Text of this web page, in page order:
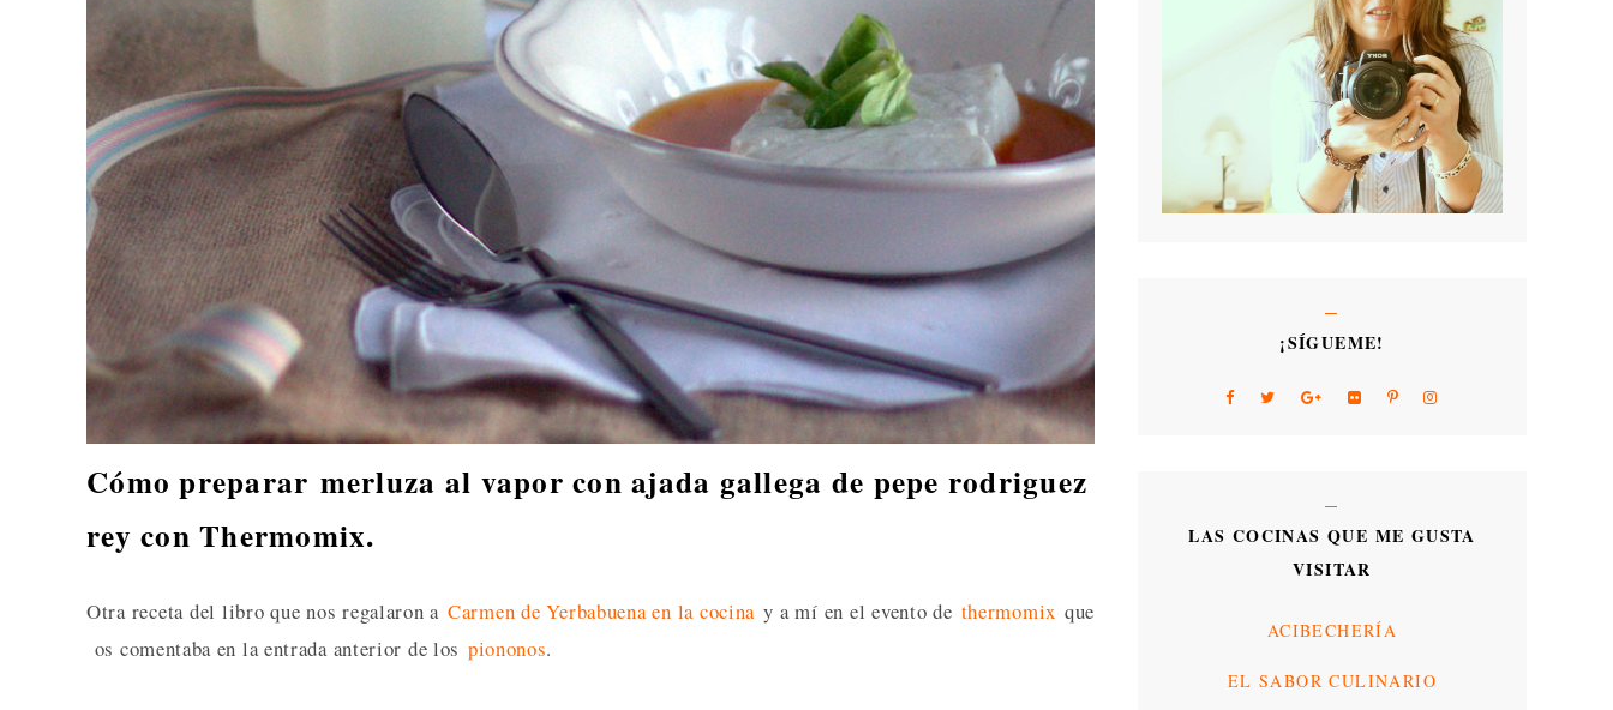
Cómo preparar merluza al vapor con ajada gallega de pepe rodriguez
rey con Thermomix.
Otra receta del libro que nos regalaron aCarmen de Yerbabuena en la cocina y a mí en el evento de thermomix que
os comentaba en la entrada anterior de los piononos.
¡SÍGUEME!
LAS COCINAS QUE ME GUSTA
VISITAR
ACIBECHERÍA
EL SABOR CULINARIO